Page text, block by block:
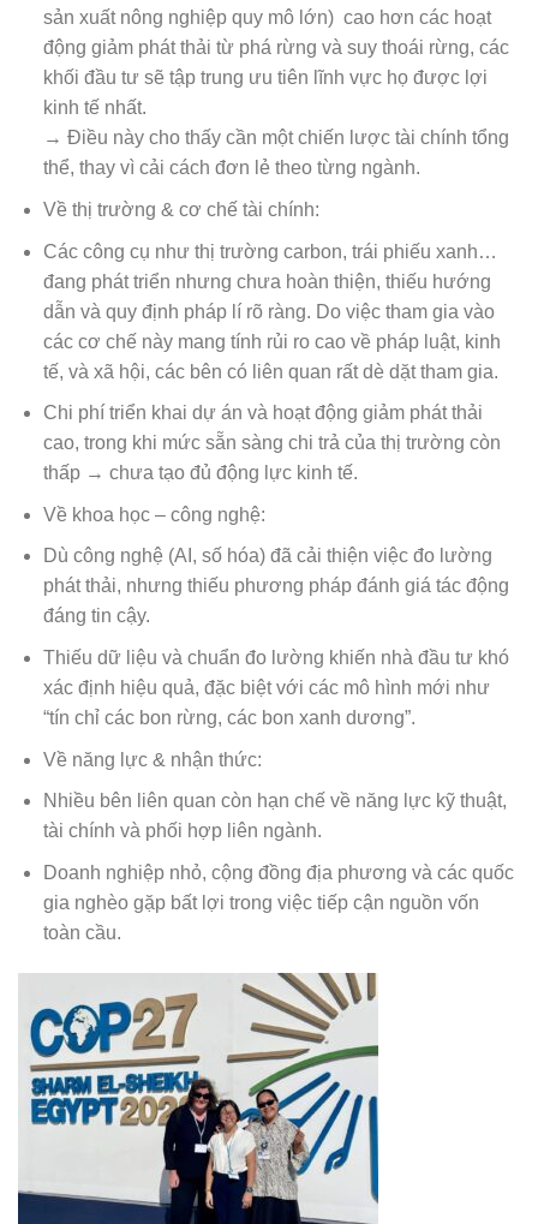
sản xuất nông nghiệp quy mô lớn) cao hơn các hoạt
động giảm phát thải từ phá rừng và suy thoái rừng, các
khối đầu tư sẽ tập trung ưu tiên lĩnh vực họ được lợi
kinh tế nhất.
→ Điều này cho thấy cần một chiến lược tài chính tổng
thể, thay vì cải cách đơn lẻ theo từng ngành.
Về thị trường & cơ chế tài chính:
Các công cụ như thị trường carbon, trái phiếu xanh…
đang phát triển nhưng chưa hoàn thiện, thiếu hướng
dẫn và quy định pháp lí rõ ràng. Do việc tham gia vào
các cơ chế này mang tính rủi ro cao về pháp luật, kinh
tế, và xã hội, các bên có liên quan rất dè dặt tham gia.
Chi phí triển khai dự án và hoạt động giảm phát thải
cao, trong khi mức sẵn sàng chi trả của thị trường còn
thấp → chưa tạo đủ động lực kinh tế.
Về khoa học – công nghệ:
Dù công nghệ (AI, số hóa) đã cải thiện việc đo lường
phát thải, nhưng thiếu phương pháp đánh giá tác động
đáng tin cậy.
Thiếu dữ liệu và chuẩn đo lường khiến nhà đầu tư khó
xác định hiệu quả, đặc biệt với các mô hình mới như
“tín chỉ các bon rừng, các bon xanh dương”.
Về năng lực & nhận thức:
Nhiều bên liên quan còn hạn chế về năng lực kỹ thuật,
tài chính và phối hợp liên ngành.
Doanh nghiệp nhỏ, cộng đồng địa phương và các quốc
gia nghèo gặp bất lợi trong việc tiếp cận nguồn vốn
toàn cầu.